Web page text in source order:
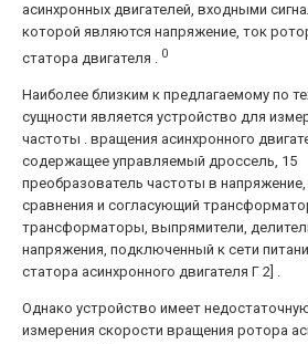
асинхронных двигателей, входными
которой являются напряжение, ток
статора двигателя . 0
Наиболее близким к предлагаемому по
сущности является устройство для
частоты . вращения асинхронного
содержащее управляемый дроссель, 15
преобразователь частоты в напряжение,
сравнения и согласующий
трансформаторы, выпрямители,
напряжения, подключенный к сети
статора асинхронного двигателя Г 2] .
Однако устройство имеет
измерения скорости вращения ротора